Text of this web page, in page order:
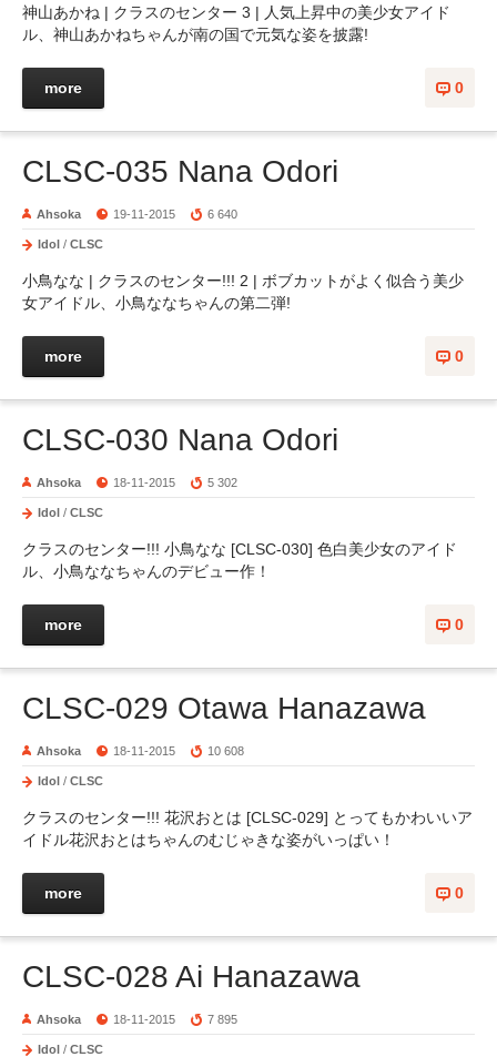
神山あかね | クラスのセンター 3 | 人気上昇中の美少女アイド
ル、神山あかねちゃんが南の国で元気な姿を披露!
0
more
CLSC-035 Nana Odori
Ahsoka 19-11-2015 6 640
Idol / CLSC
小鳥なな | クラスのセンター!!! 2 | ボブカットがよく似合う美少
女アイドル、小鳥ななちゃんの第二弾!
0
more
CLSC-030 Nana Odori
Ahsoka 18-11-2015 5 302
Idol / CLSC
クラスのセンター!!! 小鳥なな [CLSC-030] 色白美少女のアイド
ル、小鳥ななちゃんのデビュー作！
0
more
CLSC-029 Otawa Hanazawa
Ahsoka 18-11-2015 10 608
Idol / CLSC
クラスのセンター!!! 花沢おとは [CLSC-029] とってもかわいいア
イドル花沢おとはちゃんのむじゃきな姿がいっぱい！
0
more
CLSC-028 Ai Hanazawa
Ahsoka 18-11-2015 7 895
Idol / CLSC